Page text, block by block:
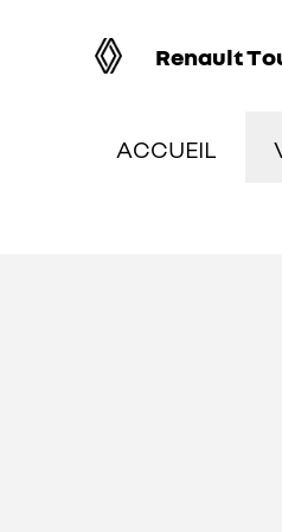
Renault
ACCUEIL